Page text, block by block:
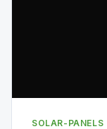
SOLAR-PANELS